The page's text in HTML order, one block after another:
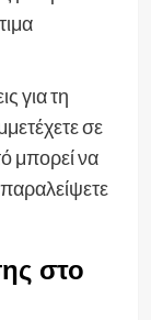
για τη
σε
μπορεί να
στο